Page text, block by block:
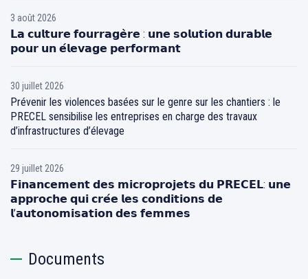
3 août 2026
𝗟𝗮 𝗰𝘂𝗹𝘁𝘂𝗿𝗲 𝗳𝗼𝘂𝗿𝗿𝗮𝗴𝗲̀𝗿𝗲 : 𝘂𝗻𝗲 𝘀𝗼𝗹𝘂𝘁𝗶𝗼𝗻 𝗱𝘂𝗿𝗮𝗯𝗹𝗲
𝗽𝗼𝘂𝗿 𝘂𝗻 𝗲́𝗹𝗲𝘃𝗮𝗴𝗲 𝗽𝗲𝗿𝗳𝗼𝗿𝗺𝗮𝗻𝘁
30 juillet 2026
Prévenir les violences basées sur le genre sur les chantiers : le
PRECEL sensibilise les entreprises en charge des travaux
d’infrastructures d’élevage
29 juillet 2026
𝗙𝗶𝗻𝗮𝗻𝗰𝗲𝗺𝗲𝗻𝘁 𝗱𝗲𝘀 𝗺𝗶𝗰𝗿𝗼𝗽𝗿𝗼𝗷𝗲𝘁𝘀 𝗱𝘂 𝗣𝗥𝗘𝗖𝗘𝗟: 𝘂𝗻𝗲
𝗮𝗽𝗽𝗿𝗼𝗰𝗵𝗲 𝗾𝘂𝗶 𝗰𝗿𝗲́𝗲 𝗹𝗲𝘀 𝗰𝗼𝗻𝗱𝗶𝘁𝗶𝗼𝗻𝘀 𝗱𝗲
𝗹’𝗮𝘂𝘁𝗼𝗻𝗼𝗺𝗶𝘀𝗮𝘁𝗶𝗼𝗻 𝗱𝗲𝘀 𝗳𝗲𝗺𝗺𝗲𝘀
Documents